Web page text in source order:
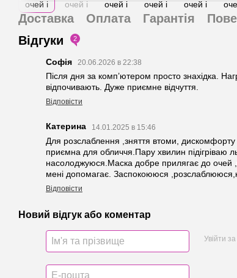
Доставка Оплата Гарантія
Відгуки
2
Софія 20.06.2026 в 22:38
Після дня за комп’ютером просто знахідка.
відпочивають. Дуже приємне відчуття.
Відповісти
Катерина 14.01.2025 в 15:46
Для розслаблення ,зняття втоми,
приємна для обличчя.Пару хвилин підігріваю
насолоджуюся.Маска добре прилягає до очей
мені допомагає. Заспокоююся
Відповісти
Новий відгук або коментар
Увійти